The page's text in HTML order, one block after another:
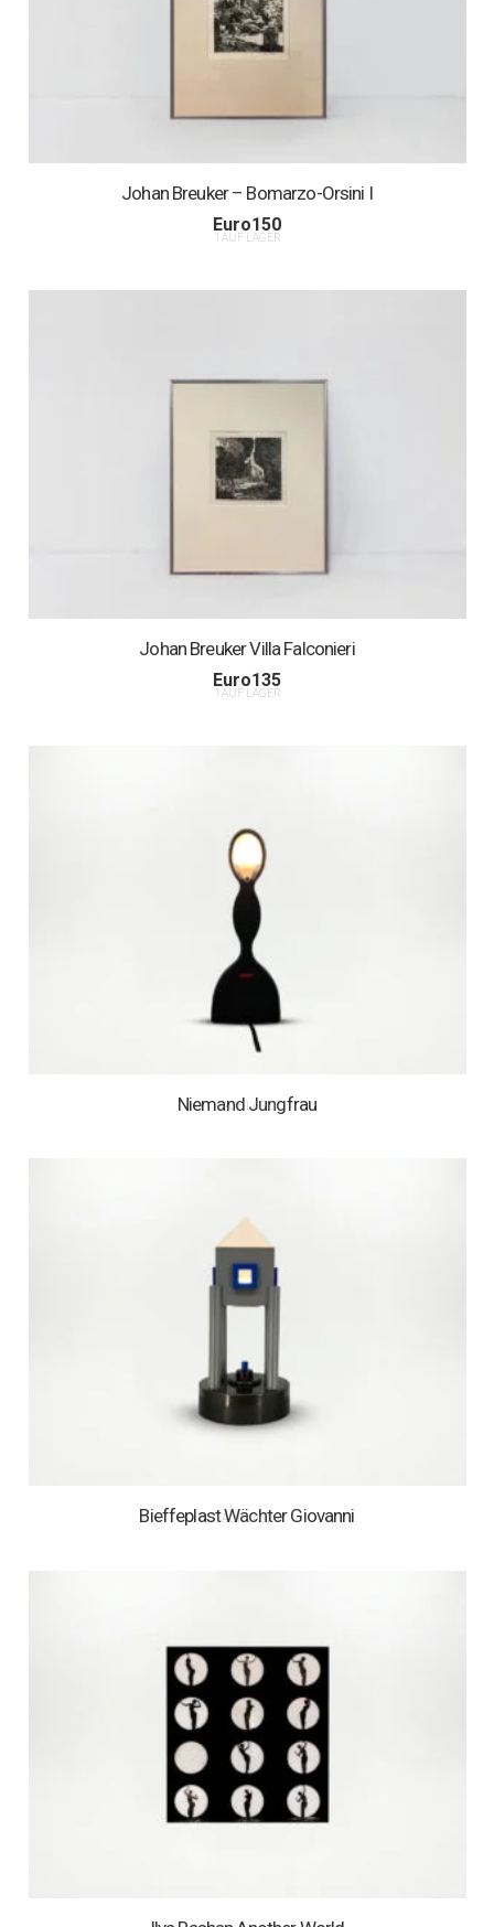
Johan Breuker – Bomarzo-Orsini I
Euro150
1 AUF LAGER
Johan Breuker Villa Falconieri
Euro135
1 AUF LAGER
Niemand Jungfrau
1 AUF LAGER
Bieffeplast Wächter Giovanni
1 AUF LAGER